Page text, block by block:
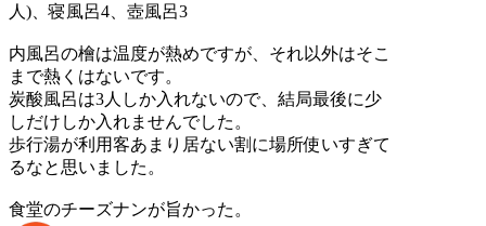
人)、寝風呂4、壺風呂3
内風呂の檜は温度が熱めですが、それ以外はそこ
まで熱くはないです。
炭酸風呂は3人しか入れないので、結局最後に少
しだけしか入れませんでした。
歩行湯が利用客あまり居ない割に場所使いすぎて
るなと思いました。
食堂のチーズナンが旨かった。